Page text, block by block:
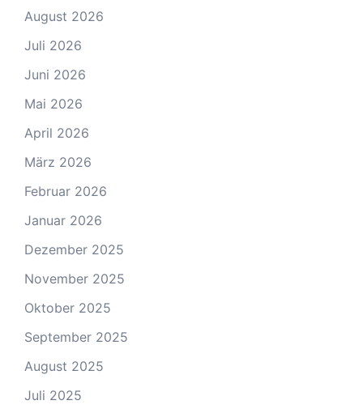
August 2026
Juli 2026
Juni 2026
Mai 2026
April 2026
März 2026
Februar 2026
Januar 2026
Dezember 2025
November 2025
Oktober 2025
September 2025
August 2025
Juli 2025